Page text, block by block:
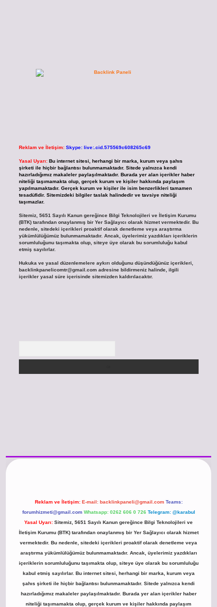
Reklam ve İletişim: Skype: live:.cid.575569c608265c69
Yasal Uyarı: Bu internet sitesi, herhangi bir marka, kurum veya şahıs
şirketi ile hiçbir bağlantısı bulunmamaktadır. Sitede yalnızca kendi
hazırladığımız makaleler paylaşılmaktadır. Burada yer alan içerikler haber
niteliği taşımamakta olup, gerçek kurum ve kişiler hakkında paylaşım
yapılmamaktadır. Gerçek kurum ve kişiler ile isim benzerlikleri tamamen
tesadüfidir. Sitemizdeki bilgiler taslak halindedir ve tavsiye niteliği
taşımazlar.
Sitemiz, 5651 Sayılı Kanun gereğince Bilgi Teknolojileri ve İletişim Kurumu
(BTK) tarafından onaylanmış bir Yer Sağlayıcı olarak hizmet vermektedir. Bu
nedenle, sitedeki içerikleri proaktif olarak denetleme veya araştırma
yükümlülüğümüz bulunmamaktadır. Ancak, üyelerimiz yazdıkları içeriklerin
sorumluluğunu taşımakta olup, siteye üye olarak bu sorumluluğu kabul
etmiş sayılırlar.
Hukuka ve yasal düzenlemelere aykırı olduğunu düşündüğünüz içerikleri,
backlinkpanelicomtr@gmail.comadresine bildirmeniz halinde, ilgili
içerikler yasal süre içerisinde sitemizden kaldırılacaktır.
Reklam ve İletişim: E-mail: backlinkpaneli@gmail.com Teams:
forumhizmeti@gmail.com Whatsapp: 0262 606 0 726 Telegram: @karabul
Yasal Uyarı: Sitemiz, 5651 Sayılı Kanun gereğince Bilgi Teknolojileri ve
İletişim Kurumu (BTK) tarafından onaylanmış bir Yer Sağlayıcı olarak hizmet
vermektedir. Bu nedenle, sitedeki içerikleri proaktif olarak denetleme veya
araştırma yükümlülüğümüz bulunmamaktadır. Ancak, üyelerimiz yazdıkları
içeriklerin sorumluluğunu taşımakta olup, siteye üye olarak bu sorumluluğu
kabul etmiş sayılırlar. Bu internet sitesi, herhangi bir marka, kurum veya
şahıs şirketi ile hiçbir bağlantısı bulunmamaktadır. Sitede yalnızca kendi
hazırladığımız makaleler paylaşılmaktadır. Burada yer alan içerikler haber
niteliği taşımamakta olup, gerçek kurum ve kişiler hakkında paylaşım